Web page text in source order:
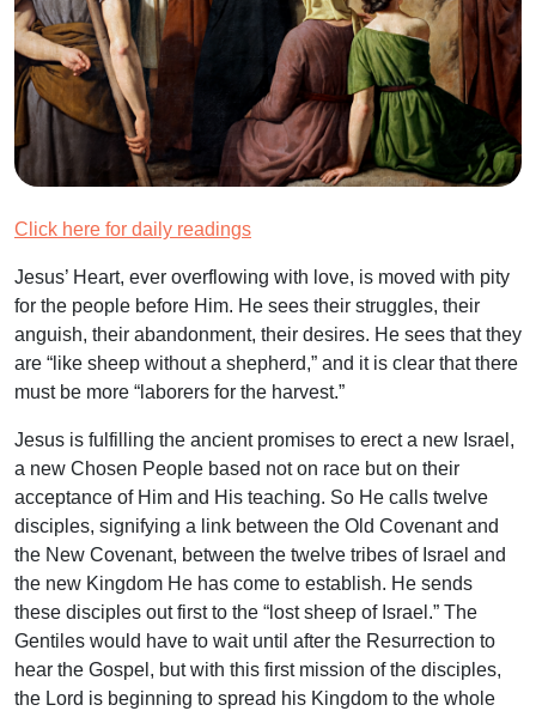
Click here for daily readings
Jesus’ Heart, ever overflowing with love, is moved with pity
for the people before Him. He sees their struggles, their
anguish, their abandonment, their desires. He sees that they
are “like sheep without a shepherd,” and it is clear that there
must be more “laborers for the harvest.”
Jesus is fulfilling the ancient promises to erect a new Israel,
a new Chosen People based not on race but on their
acceptance of Him and His teaching. So He calls twelve
disciples, signifying a link between the Old Covenant and
the New Covenant, between the twelve tribes of Israel and
the new Kingdom He has come to establish. He sends
these disciples out first to the “lost sheep of Israel.” The
Gentiles would have to wait until after the Resurrection to
hear the Gospel, but with this first mission of the disciples,
the Lord is beginning to spread his Kingdom to the whole